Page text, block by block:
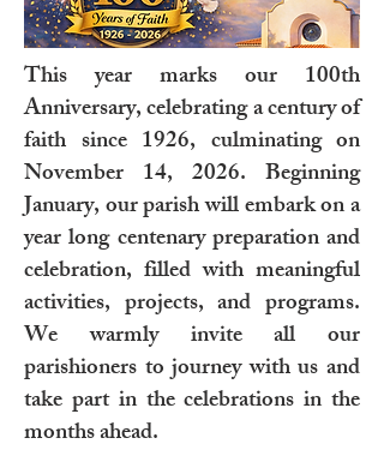
This year marks our 100th
Anniversary, celebrating a century of
faith since 1926, culminating on
November 14, 2026. Beginning
January, our parish will embark on a
year long centenary preparation and
celebration, filled with meaningful
activities, projects, and programs.
We warmly invite all our
parishioners to journey with us and
take part in the celebrations in the
months ahead.